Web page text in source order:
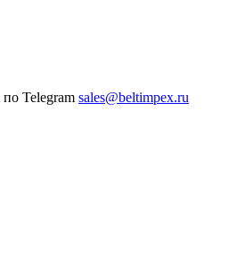
sales@beltimpex.ru